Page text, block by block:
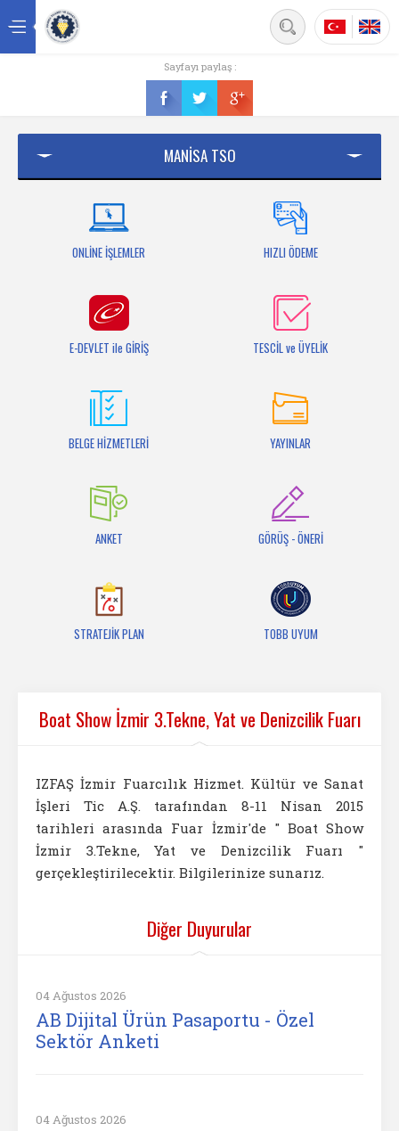
Üyelik
Bilgi Bankası
Sayfayı paylaş :
MANİSA TSO
ONLİNE İŞLEMLER HIZLI ÖDEME
E-DEVLET ile GİRİŞ TESCİL ve ÜYELİK
BELGE HİZMETLERİ YAYINLAR
ANKET GÖRÜŞ - ÖNERİ
STRATEJİK PLAN TOBB UYUM
Boat Show İzmir 3.Tekne, Yat ve Denizcilik Fuarı
IZFAŞ İzmir Fuarcılık Hizmet. Kültür ve Sanat
İşleri Tic A.Ş. tarafından 8-11 Nisan 2015
tarihleri arasında Fuar İzmir'de " Boat Show
İzmir 3.Tekne, Yat ve Denizcilik Fuarı "
gerçekleştirilecektir. Bilgilerinize sunarız.
Diğer Duyurular
04 Ağustos 2026
AB Dijital Ürün Pasaportu - Özel
Sektör Anketi
04 Ağustos 2026